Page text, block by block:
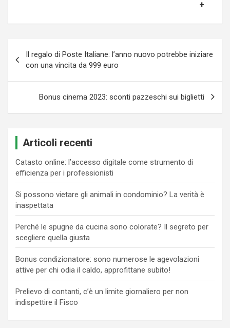
articoli
Il regalo di Poste Italiane: l’anno nuovo potrebbe iniziare
con una vincita da 999 euro
Bonus cinema 2023: sconti pazzeschi sui biglietti
Articoli recenti
Catasto online: l’accesso digitale come strumento di
efficienza per i professionisti
Si possono vietare gli animali in condominio? La verità è
inaspettata
Perché le spugne da cucina sono colorate? Il segreto per
scegliere quella giusta
Bonus condizionatore: sono numerose le agevolazioni
attive per chi odia il caldo, approfittane subito!
Prelievo di contanti, c’è un limite giornaliero per non
indispettire il Fisco